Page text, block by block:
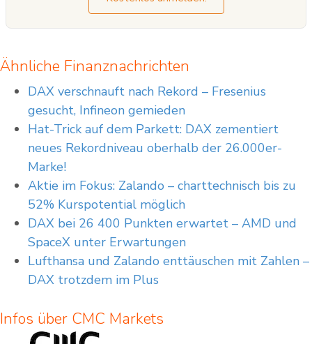
Ähnliche Finanznachrichten
DAX verschnauft nach Rekord – Fresenius
gesucht, Infineon gemieden
Hat-Trick auf dem Parkett: DAX zementiert
neues Rekordniveau oberhalb der 26.000er-
Marke!
Aktie im Fokus: Zalando – charttechnisch bis zu
52% Kurspotential möglich
DAX bei 26 400 Punkten erwartet – AMD und
SpaceX unter Erwartungen
Lufthansa und Zalando enttäuschen mit Zahlen –
DAX trotzdem im Plus
Infos über CMC Markets